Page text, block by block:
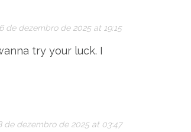
de dezembro de 2025 at 19:15
try your luck. I
de dezembro de 2025 at 03:47